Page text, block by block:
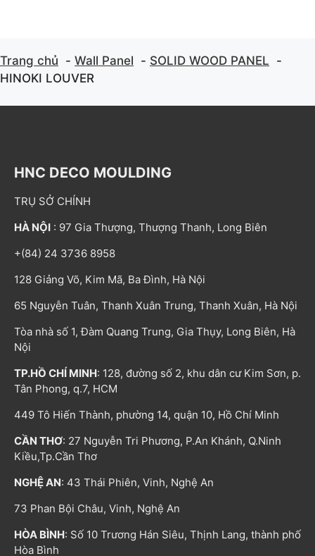
Trang chủ Wall Panel
SOLID WOOD PANEL
HINOKI LOUVER
HNC DECO MOULDING
TRỤ SỞ CHÍNH
HÀ NỘI : 97 Gia Thượng, Thượng Thanh, Long Biên
+(84) 24 3736 8958
128 Giảng Võ, Kim Mã, Ba Đình, Hà Nội
65 Nguyễn Tuân, Thanh Xuân Trung, Thanh Xuân, Hà Nội
Tòa nhà số 1, Đàm Quang Trung, Gia Thụy, Long Biên, Hà
Nội
TP.HỒ CHÍ MINH: 128, đường số 2, khu dân cư Kim Sơn, p.
Tân Phong, q.7, HCM
449 Tô Hiến Thành, phường 14, quận 10, Hồ Chí Minh
CẦN THƠ: 27 Nguyễn Tri Phương, P.An Khánh, Q.Ninh
Kiều,Tp.Cần Thơ
NGHỆ AN: 43 Thái Phiên, Vinh, Nghệ An
73 Phan Bội Châu, Vinh, Nghệ An
HÒA BÌNH: Số 10 Trương Hán Siêu, Thịnh Lang, thành phố
Hòa Bình